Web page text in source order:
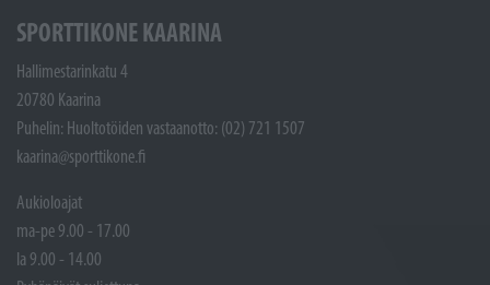
SPORTTIKONE KAARINA
Hallimestarinkatu 4
20780 Kaarina
Puhelin: Huoltotöiden vastaanotto: (02) 721 1507
kaarina@sporttikone.fi
Aukioloajat
ma-pe 9.00 - 17.00
la 9.00 - 14.00